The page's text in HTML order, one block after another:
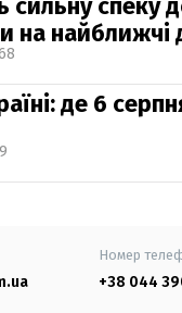
на найближчі
де 6
Номер
+38 044